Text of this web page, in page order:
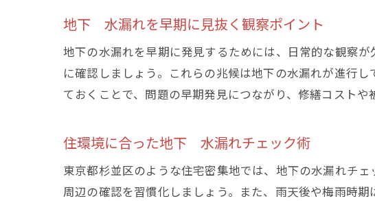
地
見
簡
専
安心な
地下 水漏れを早期に見抜く観察ポイント
地下の水漏れを早期に発見するためには、日常的な観察
に確認しましょう。これらの兆候は地下の水漏れが進行
ておくことで、問題の早期発見につながり、修繕コストや
住環境に合った地下 水漏れチェック術
東京都杉並区のような住宅密集地では、地下の水漏れチ
周辺の確認を習慣化しましょう。また、雨天後や梅雨時